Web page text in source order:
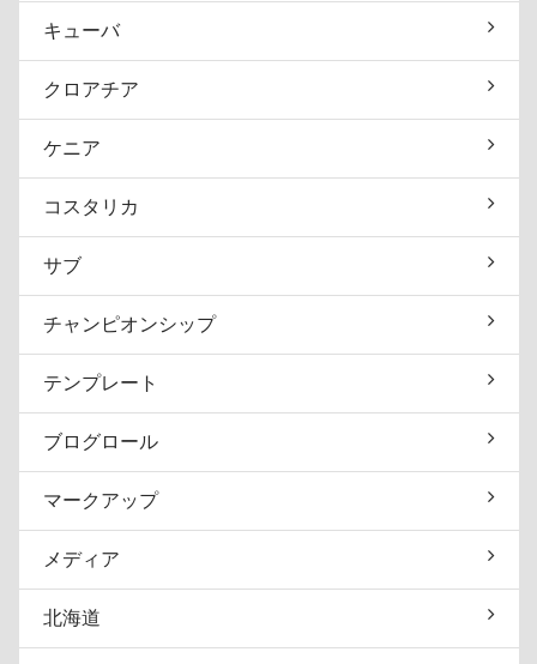
キューバ
クロアチア
ケニア
コスタリカ
サブ
チャンピオンシップ
テンプレート
ブログロール
マークアップ
メディア
北海道